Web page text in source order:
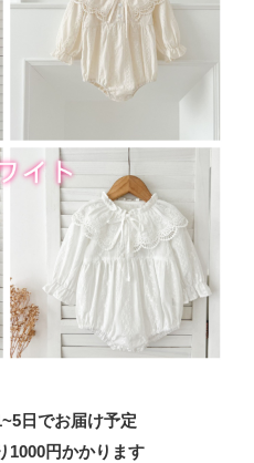
日でお届け予定
1000円かかります